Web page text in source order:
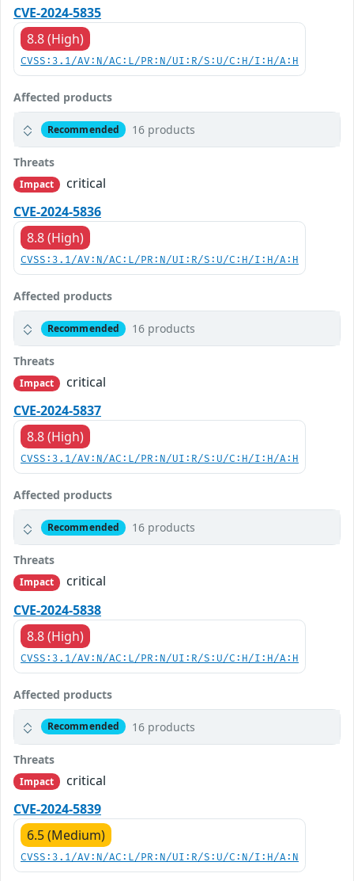
CVE-2024-5835
8.8 (High)
CVSS:3.1/AV:N/AC:L/PR:N/UI:R/S:U/C:H/I:H/A:H
Affected products
Recommended 16 products
Threats
Impact
critical
CVE-2024-5836
8.8 (High)
CVSS:3.1/AV:N/AC:L/PR:N/UI:R/S:U/C:H/I:H/A:H
Affected products
Recommended 16 products
Threats
Impact
critical
CVE-2024-5837
8.8 (High)
CVSS:3.1/AV:N/AC:L/PR:N/UI:R/S:U/C:H/I:H/A:H
Affected products
Recommended 16 products
Threats
Impact
critical
CVE-2024-5838
8.8 (High)
CVSS:3.1/AV:N/AC:L/PR:N/UI:R/S:U/C:H/I:H/A:H
Affected products
Recommended 16 products
Threats
Impact
critical
CVE-2024-5839
6.5 (Medium)
CVSS:3.1/AV:N/AC:L/PR:N/UI:R/S:U/C:N/I:H/A:N